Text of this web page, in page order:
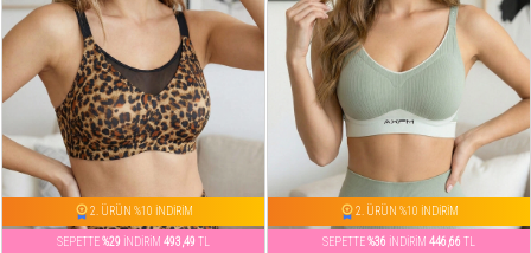
2. ÜRÜN %10 İNDİRİM
SEPETTE%29 İNDİRİM 493,49 TL
2. ÜRÜN %10 İNDİRİM
SEPETTE%36 İNDİRİM 446,66 TL